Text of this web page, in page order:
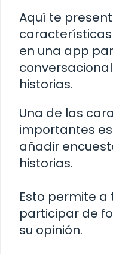
Aquí te
en una app
historias.
Una de las
importantes
añadir
historias.
Esto permite a
participar de
su opinión.